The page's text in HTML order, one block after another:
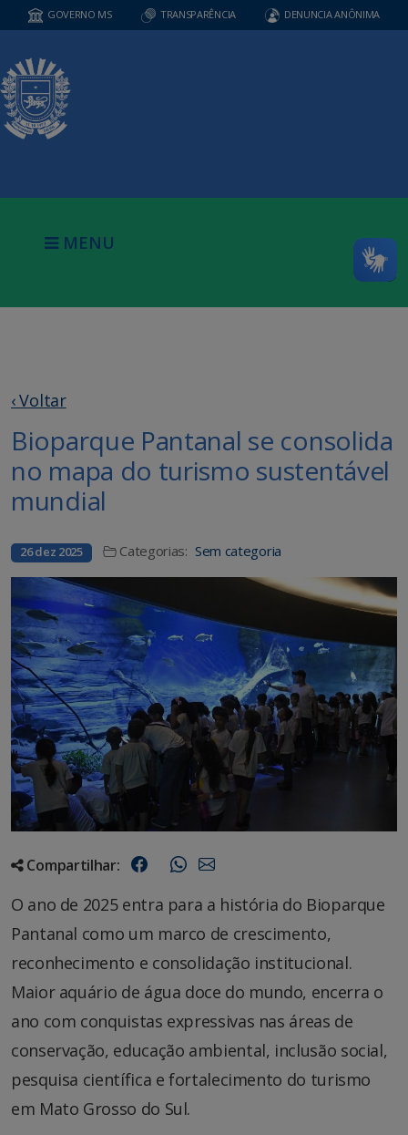
GOVERNO MS TRANSPARÊNCIA DENUNCIA ANÔNIMA
MENU
‹ Voltar
Bioparque Pantanal se consolida
no mapa do turismo sustentável
mundial
26 dez 2025 Categorias: Sem categoria
Compartilhar:
O ano de 2025 entra para a história do Bioparque
Pantanal como um marco de crescimento,
reconhecimento e consolidação institucional.
Maior aquário de água doce do mundo, encerra o
ano com conquistas expressivas nas áreas de
conservação, educação ambiental, inclusão social,
pesquisa científica e fortalecimento do turismo
em Mato Grosso do Sul.